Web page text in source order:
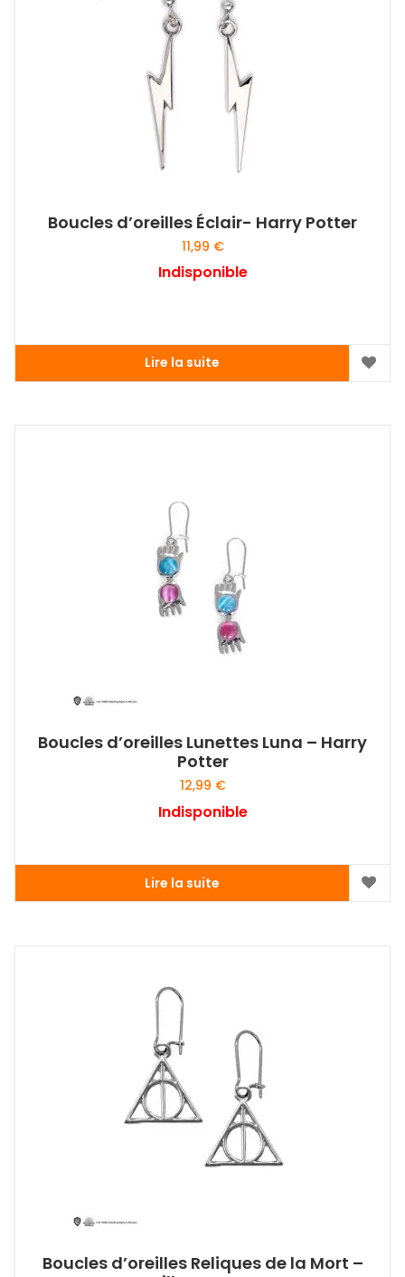
Boucles d’oreilles Éclair- Harry Potter
11,99 €
Indisponible
Lire la suite
Boucles d’oreilles Lunettes Luna – Harry
Potter
12,99 €
Indisponible
Lire la suite
Boucles d’oreilles Reliques de la Mort –